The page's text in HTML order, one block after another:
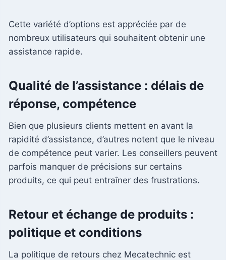
Cette variété d’options est appréciée par de
nombreux utilisateurs qui souhaitent obtenir une
assistance rapide.
Qualité de l’assistance : délais de
réponse, compétence
Bien que plusieurs clients mettent en avant la
rapidité d’assistance, d’autres notent que le niveau
de compétence peut varier. Les conseillers peuvent
parfois manquer de précisions sur certains
produits, ce qui peut entraîner des frustrations.
Retour et échange de produits :
politique et conditions
La politique de retours chez Mecatechnic est